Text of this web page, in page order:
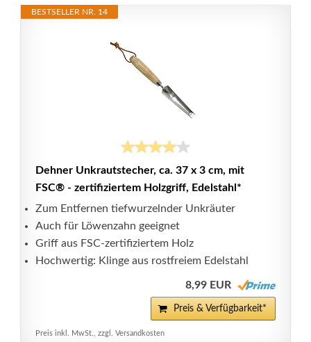
BESTSELLER NR. 14
Dehner Unkrautstecher, ca. 37 x 3 cm, mit
FSC® - zertifiziertem Holzgriff, Edelstahl*
Zum Entfernen tiefwurzelnder Unkräuter
Auch für Löwenzahn geeignet
Griff aus FSC-zertifiziertem Holz
Hochwertig: Klinge aus rostfreiem Edelstahl
8,99 EUR
Preis & Verfügbarkeit*
Preis inkl. MwSt., zzgl. Versandkosten